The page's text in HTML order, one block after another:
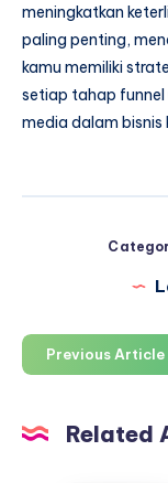
meningkatkan
paling penting,
kamu memiliki
setiap tahap
media dalam bisnis
Previous Article
Related